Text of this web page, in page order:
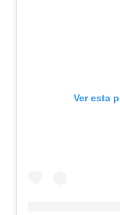
Ver esta